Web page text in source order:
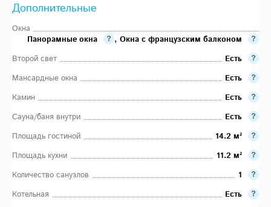
Дополнительные
Окна
Панорамные окна
, Окна с французским балконом
Второй свет
Есть
Мансардные окна
Есть
Камин
Есть
Сауна/баня внутри
Есть
Площадь гостиной
14.2 м²
Площадь кухни
11.2 м²
Количество санузлов
1
Котельная
Есть